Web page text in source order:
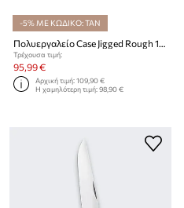
-5% ΜΕ ΚΩΔΙΚΟ: TAN
Τρέχουσα τιμή:
95,99 €
Αρχική τιμή:109,90 €
Η χαμηλότερη τιμή:98,90 €